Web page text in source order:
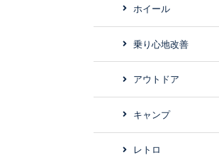
ホイール
乗り心地改善
アウトドア
キャンプ
レトロ